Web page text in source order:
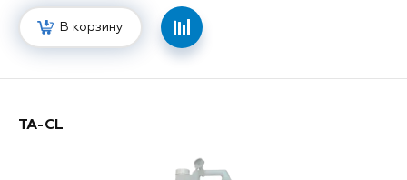
В корзину
TA-CL